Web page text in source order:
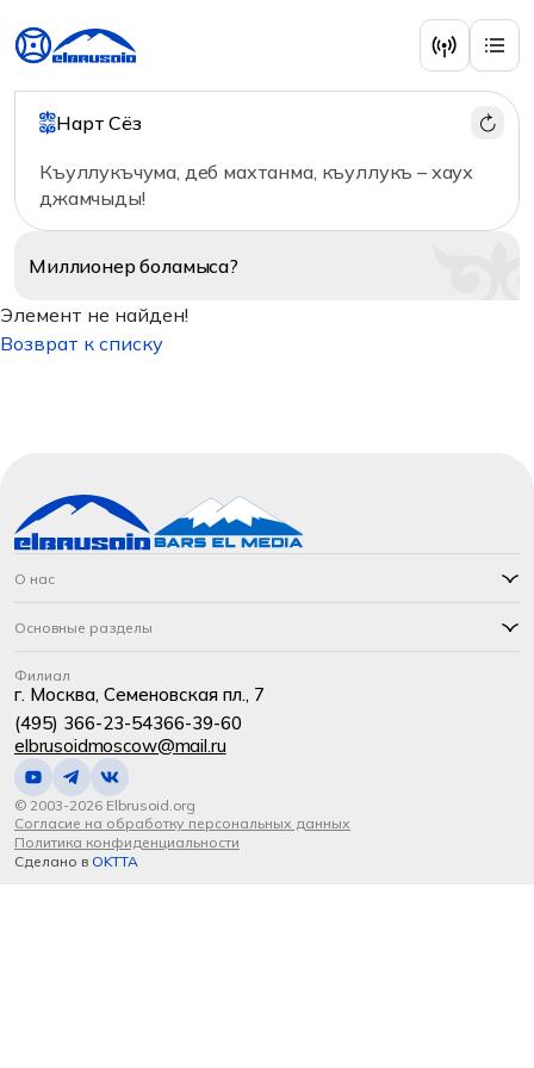
Нарт Сёз
Къуллукъчума, деб махтанма, къуллукъ – хаух
джамчыды!
Миллионерболамыса?
Элемент не найден!
Возврат к списку
О нас
Основные разделы
Филиал
г. Москва, Семеновская пл., 7
(495) 366-23-54366-39-60
elbrusoidmoscow@mail.ru
© 2003-2026 Elbrusoid.org
Согласие на обработку персональных данных
Политика конфиденциальности
Сделано в OKTTA